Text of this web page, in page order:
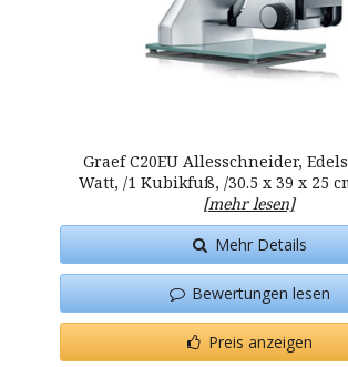
Graef C20EU Allesschneider,
Watt, /1 Kubikfuß, /30.5 x 39 x 25
[mehr lesen]
Mehr Details
Bewertungen lesen
Preis anzeigen